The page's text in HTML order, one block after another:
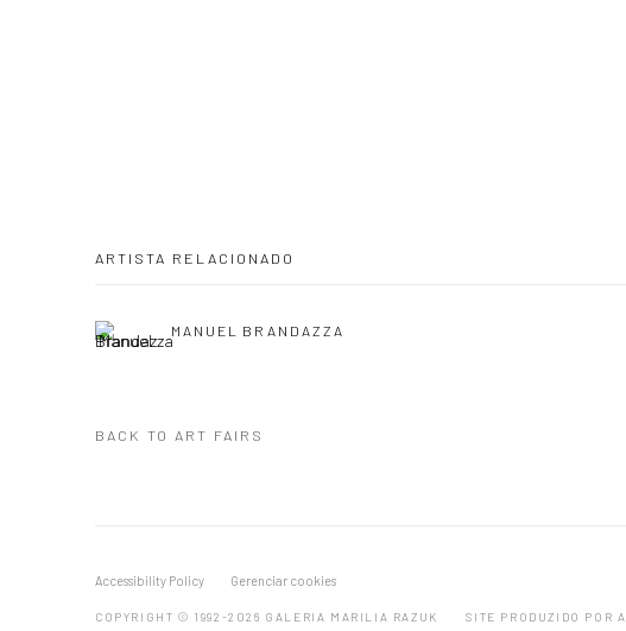
ARTISTA RELACIONADO
MANUEL BRANDAZZA
BACK TO ART FAIRS
Accessibility Policy Gerenciar cookies
COPYRIGHT © 1992-2026 GALERIA MARILIA RAZUK SITE PRODUZIDO POR